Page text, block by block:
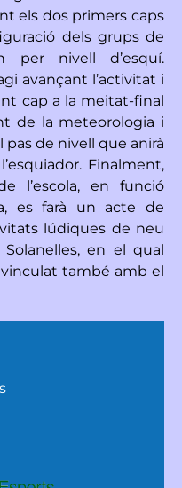
els dos primers caps
dels grups de
per nivell d’esquí.
avançant l’activitat i
cap a la meitat-final
de la meteorologia i
pas de nivell que anirà
Finalment,
l’escola, en funció
es farà un acte de
lúdiques de neu
en el qual
vinculat també amb el